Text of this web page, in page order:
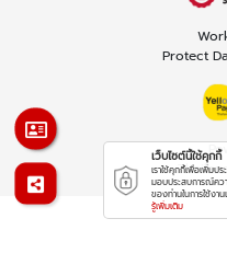
Protect
เว็บไซต์นี้ใช้คุกกี้
เราใช้คุกกี้เพื่อเพิ่มป
มอบประสบการณ์คว
ของท่านในการใช้งาน
รู้เพิ่มเติม